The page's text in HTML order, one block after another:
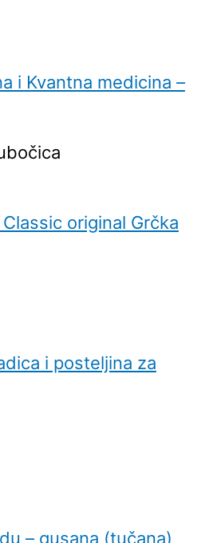
i Kvantna medicina –
original Grčka
i posteljina za
– gusana (tučana)